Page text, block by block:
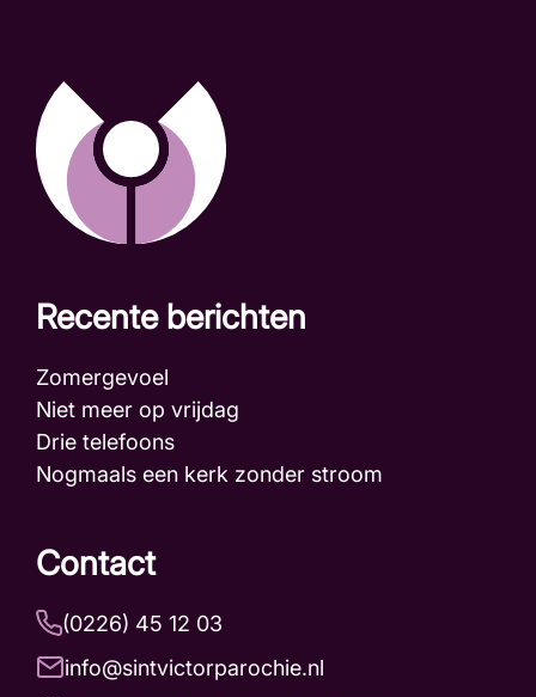
Recente berichten
Zomergevoel
Niet meer op vrijdag
Drie telefoons
Nogmaals een kerk zonder stroom
Contact
(0226) 45 12 03
info@sintvictorparochie.nl